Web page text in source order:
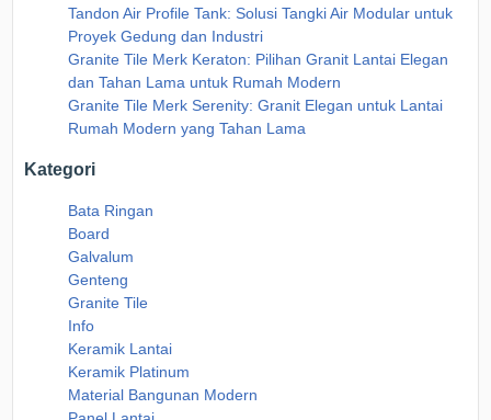
Tandon Air Profile Tank: Solusi Tangki Air Modular untuk
Proyek Gedung dan Industri
Granite Tile Merk Keraton: Pilihan Granit Lantai Elegan
dan Tahan Lama untuk Rumah Modern
Granite Tile Merk Serenity: Granit Elegan untuk Lantai
Rumah Modern yang Tahan Lama
Kategori
Bata Ringan
Board
Galvalum
Genteng
Granite Tile
Info
Keramik Lantai
Keramik Platinum
Material Bangunan Modern